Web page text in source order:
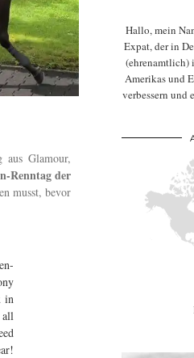
aus Glamour,
Renntag der
musst, bevor
in
all
Hallo, mein
Expat, der in
(ehrenamtlich)
Amerikas und
verbessern und